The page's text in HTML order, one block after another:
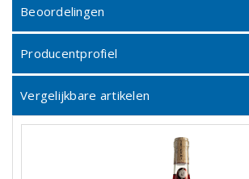
Beoordelingen
Producentprofiel
Vergelijkbare artikelen